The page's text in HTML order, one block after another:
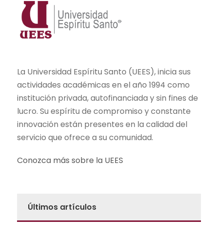
La Universidad Espíritu Santo (UEES), inicia sus
actividades académicas en el año 1994 como
institución privada, autofinanciada y sin fines de
lucro. Su espíritu de compromiso y constante
innovación están presentes en la calidad del
servicio que ofrece a su comunidad.
Conozca más sobre la UEES
Últimos artículos